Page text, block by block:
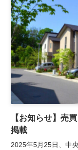
【お知らせ】売
掲載
2025年5月25日、中